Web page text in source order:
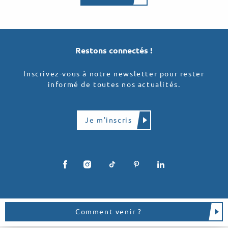
Restons connectés !
Inscrivez-vous à notre newsletter pour rester
informé de toutes nos actualités.
Je m'inscris
Comment venir ?